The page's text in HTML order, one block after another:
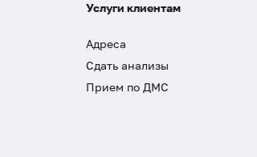
Услуги клиентам
Адреса
Сдать анализы
Прием по ДМС